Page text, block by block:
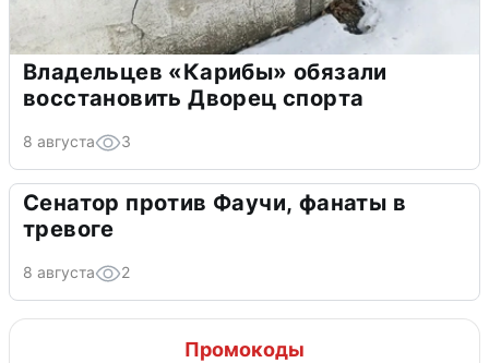
Владельцев «Карибы» обязали
восстановить Дворец спорта
8 августа 3
Сенатор против Фаучи, фанаты в
тревоге
8 августа 2
Промокоды